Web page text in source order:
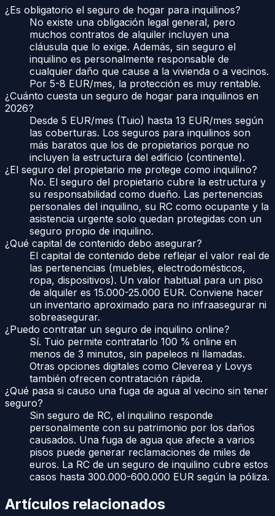
¿Es obligatorio el seguro de hogar para inquilinos?
No existe una obligación legal general, pero
muchos contratos de alquiler incluyen una
cláusula que lo exige. Además, sin seguro el
inquilino es personalmente responsable de
cualquier daño que cause a la vivienda o a vecinos.
Por 5-8 EUR/mes, la protección es muy rentable.
¿Cuánto cuesta un seguro de hogar para inquilinos en
2026?
Desde 5 EUR/mes (Tuio) hasta 13 EUR/mes según
las coberturas. Los seguros para inquilinos son
más baratos que los de propietarios porque no
incluyen la estructura del edificio (continente).
¿El seguro del propietario me protege como inquilino?
No. El seguro del propietario cubre la estructura y
su responsabilidad como dueño. Las pertenencias
personales del inquilino, su RC como ocupante y la
asistencia urgente solo quedan protegidas con un
seguro propio de inquilino.
¿Qué capital de contenido debo asegurar?
El capital de contenido debe reflejar el valor real de
las pertenencias (muebles, electrodomésticos,
ropa, dispositivos). Un valor habitual para un piso
de alquiler es 15.000-25.000 EUR. Conviene hacer
un inventario aproximado para no infraasegurar ni
sobreasegurar.
¿Puedo contratar un seguro de inquilino online?
Sí. Tuio permite contratarlo 100 % online en
menos de 3 minutos, sin papeleos ni llamadas.
Otras opciones digitales como Cleverea y Lovys
también ofrecen contratación rápida.
¿Qué pasa si causo una fuga de agua al vecino sin tener
seguro?
Sin seguro de RC, el inquilino responde
personalmente con su patrimonio por los daños
causados. Una fuga de agua que afecte a varios
pisos puede generar reclamaciones de miles de
euros. La RC de un seguro de inquilino cubre estos
casos hasta 300.000-600.000 EUR según la póliza.
Artículos relacionados